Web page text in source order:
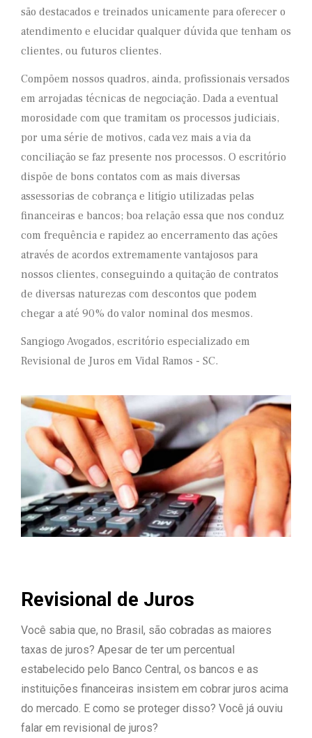
são destacados e treinados unicamente para oferecer o
atendimento e elucidar qualquer dúvida que tenham os
clientes, ou futuros clientes.
Compõem nossos quadros, ainda, profissionais versados
em arrojadas técnicas de negociação. Dada a eventual
morosidade com que tramitam os processos judiciais,
por uma série de motivos, cada vez mais a via da
conciliação se faz presente nos processos. O escritório
dispõe de bons contatos com as mais diversas
assessorias de cobrança e litígio utilizadas pelas
financeiras e bancos; boa relação essa que nos conduz
com frequência e rapidez ao encerramento das ações
através de acordos extremamente vantajosos para
nossos clientes, conseguindo a quitação de contratos
de diversas naturezas com descontos que podem
chegar a até 90% do valor nominal dos mesmos.
Sangiogo Avogados, escritório especializado em
Revisional de Juros em Vidal Ramos - SC.
Revisional de Juros
Você sabia que, no Brasil, são cobradas as maiores
taxas de juros? Apesar de ter um percentual
estabelecido pelo Banco Central, os bancos e as
instituições financeiras insistem em cobrar juros acima
do mercado. E como se proteger disso? Você já ouviu
falar em revisional de juros?